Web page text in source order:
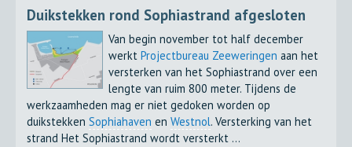
Duikstekken rond Sophiastrand afgesloten
Van begin november tot half december
werktProjectbureau Zeeweringen aan het
versterken van het Sophiastrand over een
lengte van ruim 800 meter. Tijdens de
werkzaamheden mag er niet gedoken worden op
duikstekkenSophiahaven enWestnol. Versterking van het
strand Het Sophiastrand wordt versterkt ...